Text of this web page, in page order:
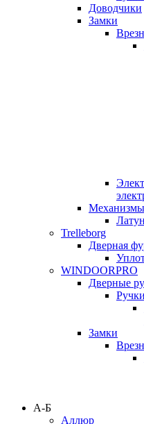
Доводчики
Замки
Механизмы
Trelleborg
Дверная
WINDOORPRO
Дверные
Замки
А-Б
Аллюр